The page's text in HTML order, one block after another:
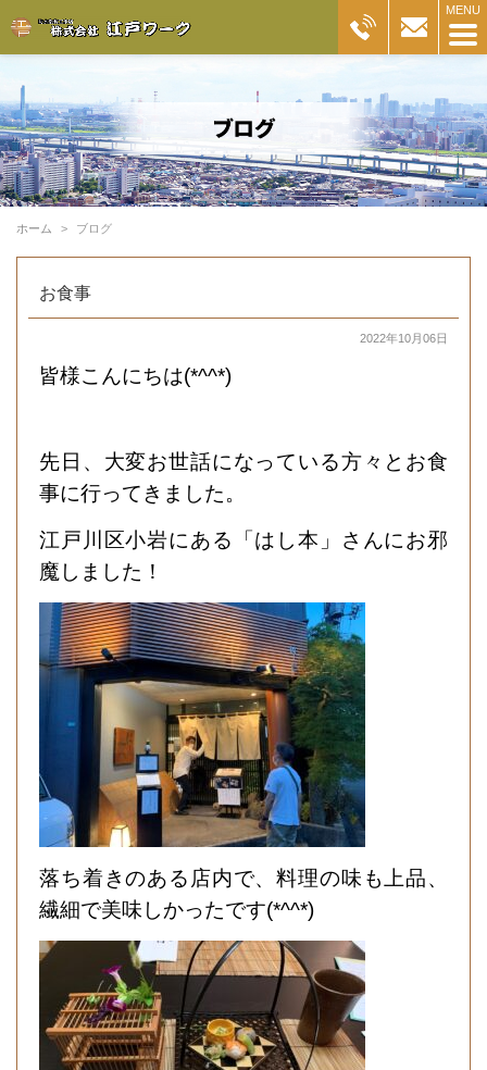
ホーム ブログ
お食事
2022年10月06日
皆様こんにちは(*^^*)
先日、大変お世話になっている方々とお食
事に行ってきました。
江戸川区小岩にある「はし本」さんにお邪
魔しました！
落ち着きのある店内で、料理の味も上品、
繊細で美味しかったです(*^^*)